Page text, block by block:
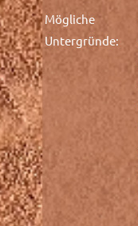
Mögliche
Untergründe: